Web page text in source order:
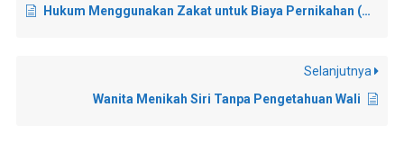
Hukum Menggunakan Zakat untuk Biaya Pernikahan (Uang Panai/Belanja)
Selanjutnya
Wanita Menikah Siri Tanpa Pengetahuan Wali